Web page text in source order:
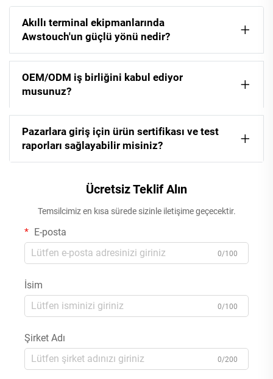
Akıllı terminal ekipmanlarında
Awstouch'un güçlü yönü nedir?
OEM/ODM iş birliğini kabul ediyor
musunuz?
Pazarlara giriş için ürün sertifikası ve test
raporları sağlayabilir misiniz?
Ücretsiz Teklif Alın
Temsilcimiz en kısa sürede sizinle iletişime geçecektir.
E-posta
0/100
İsim
0/100
Şirket Adı
0/200